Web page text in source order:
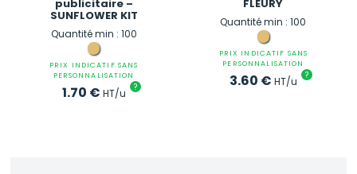
publicitaire –
SUNFLOWER KIT
Quantité min : 100
PRIX INDICATIF SANS
PERSONNALISATION
1.70 € HT/u ?
FLEURY
Quantité min : 100
PRIX INDICATIF SANS
PERSONNALISATION
3.60 € HT/u ?